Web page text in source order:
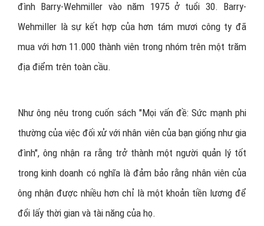
đình Barry-Wehmiller vào năm 1975 ở tuổi 30. Barry-
Wehmiller là sự kết hợp của hơn tám mươi công ty đã
mua với hơn 11.000 thành viên trong nhóm trên một trăm
địa điểm trên toàn cầu.
Như ông nêu trong cuốn sách "Mọi vấn đề: Sức mạnh phi
thường của việc đối xử với nhân viên của bạn giống như gia
đình", ông nhận ra rằng trở thành một người quản lý tốt
trong kinh doanh có nghĩa là đảm bảo rằng nhân viên của
ông nhận được nhiều hơn chỉ là một khoản tiền lương để
đổi lấy thời gian và tài năng của họ.